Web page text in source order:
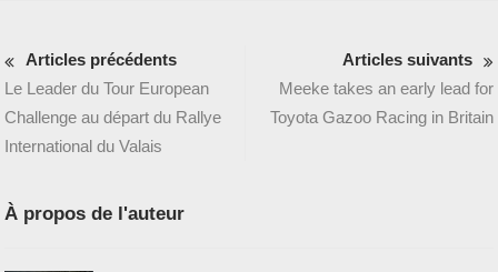
Articles précédents
Le Leader du Tour European
Challenge au départ du Rallye
International du Valais
Articles suivants
Meeke takes an early lead for
Toyota Gazoo Racing in Britain
À propos de l'auteur